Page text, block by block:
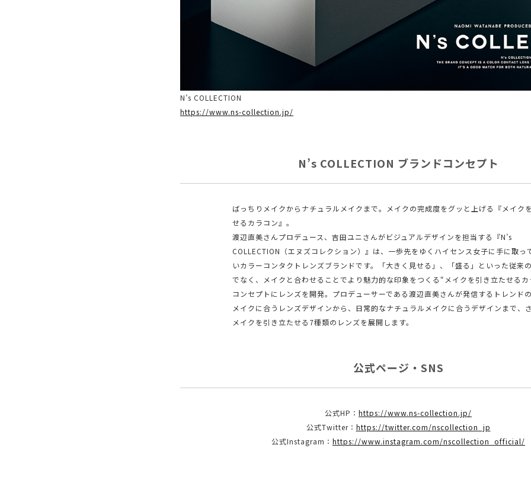
N’s COLLECTION
https://www.ns-collection.jp/
N’s COLLECTION ブランドコンセプト
ばっちりメイクからナチュラルメイクまで。メイクの完成度をグッと上げる『メイク
せるカラコン』。
渡辺直美さんプロデュース、吉田ユニさんがビジュアルデザインを担当する『N’s
COLLECTION（エヌズコレクション）』は、一歩先をゆくハイセンス女子に手に取っ
いカラーコンタクトレンズブランドです。「大きく見せる」、「盛る」といった従来
でなく、メイクと合わせることでより魅力的な印象をつくる“メイクを引き立たせるカ
コンセプトにレンズを開発。プロデューサーである渡辺直美さんが発信するトレンド
メイクに合うレンズデザインから、日常的なナチュラルメイクに合うデザインまで、
メイクを引き立たせる7種類のレンズを展開します。
公式ページ・SNS
公式HP： https://www.ns-collection.jp/
公式Twitter： https://twitter.com/nscollection_jp
公式Instagram： https://www.instagram.com/nscollection_official/